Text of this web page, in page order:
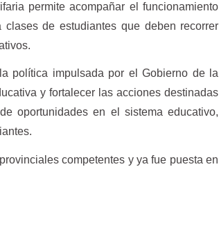
permite acompañar el funcionamiento
de estudiantes que deben recorrer
política impulsada por el Gobierno de la
y fortalecer las acciones destinadas
oportunidades en el sistema educativo,
competentes y ya fue puesta en